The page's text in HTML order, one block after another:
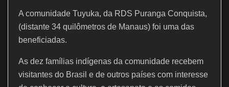
A comunidade Tuyuka, da RDS Puranga Conquista,
(distante 34 quilômetros de Manaus) foi uma das
beneficiadas.
As dez famílias indígenas da comunidade recebem
visitantes do Brasil e de outros países com interesse